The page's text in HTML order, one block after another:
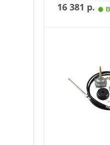
Yamaha-701)
16 381 р.